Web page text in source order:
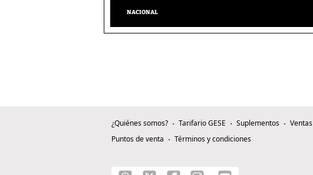
NACIONAL
¿Quiénes somos? Tarifario GESE Suplementos Ventas
Puntos de venta
Términos y condiciones